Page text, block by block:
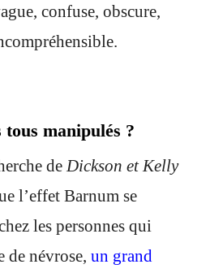
confuse, obscure,
manipulés ?
de Dickson et Kelly
l’effet Barnum se
les personnes qui
de névrose, un grand